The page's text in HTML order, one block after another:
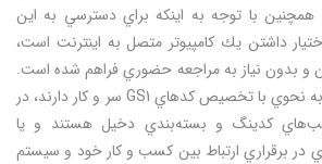
همچنين با توجه به‌ اينكه براي دسترسي به اين
داشتن يك كامپيوتر متصل به اينترنت است،
و بدون نياز به مراجعه حضوري فراهم شده است.
بنابراين كليه كاربراني كه به نحوي با تخصيص كدهاي GS1 سر و كار دارند، در
كدينگ و بسته‌بندي دخيل هستند و يا
در برقراري ارتباط بين كسب و كار خود و سيستم